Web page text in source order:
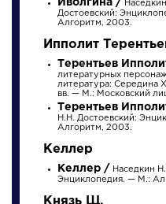
Алоизий
Соколов Б.В.
Булгаковская
энциклопедия. М.:
Локид; Миф, 1996. »
Иволгина /
Достоевский:
Алгоритм, 2003.
Ипполит
Терентьев
литературных
литература: Середина
вв. — М.: Московский
Терентьев
Н.Н. Достоевский:
Алгоритм, 2003.
Келлер
Келлер / Наседкин
Энциклопедия. — М.:
Князь Щ.